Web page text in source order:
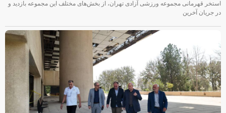
استخر قهرمانی مجموعه ورزشی آزادی تهران، از بخش‌های مختلف این مجموعه بازدید و
در جریان آخرین